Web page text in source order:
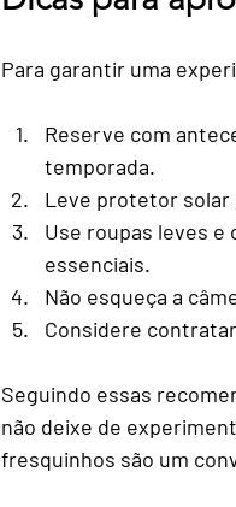
Para garantir uma
Reserve com
temporada.
Leve protetor solar
Use roupas leves e
essenciais.
Não esqueça a
Considere
Seguindo essas
não deixe de
fresquinhos são um